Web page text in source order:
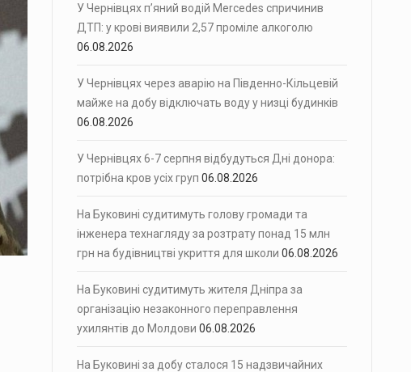
У Чернівцях п’яний водій Mercedes спричинив
ДТП: у крові виявили 2,57 проміле алкоголю
06.08.2026
У Чернівцях через аварію на Південно-Кільцевій
майже на добу відключать воду у низці будинків
06.08.2026
У Чернівцях 6-7 серпня відбудуться Дні донора:
потрібна кров усіх груп 06.08.2026
На Буковині судитимуть голову громади та
інженера технагляду за розтрату понад 15 млн
грн на будівництві укриття для школи 06.08.2026
На Буковині судитимуть жителя Дніпра за
організацію незаконного переправлення
ухилянтів до Молдови 06.08.2026
На Буковині за добу сталося 15 надзвичайних